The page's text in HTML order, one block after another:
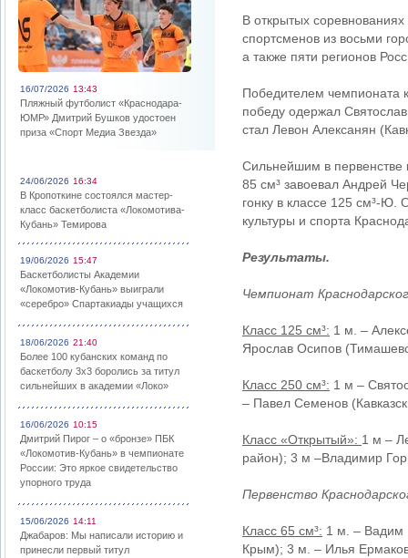
16/07/2026 13:43
Пляжный футболист «Краснодара-
ЮМР» Дмитрий Бушков удостоен
приза «Спорт Медиа Звезда»
24/06/2026 16:34
В Кропоткине состоялся мастер-
класс баскетболиста «Локомотива-
Кубань» Темирова
19/06/2026 15:47
Баскетболисты Академии
«Локомотив-Кубань» выиграли
«серебро» Спартакиады учащихся
18/06/2026 21:40
Более 100 кубанских команд по
баскетболу 3х3 боролись за титул
сильнейших в академии «Локо»
16/06/2026 10:15
Дмитрий Пирог – о «бронзе» ПБК
«Локомотив-Кубань» в чемпионате
России: Это яркое свидетельство
упорного труда
15/06/2026 14:11
Джабаров: Мы написали историю и
принесли первый титул
В открытых
спортсменов из восьми
а также пяти регионов
Победителем чемпионата
победу одержал
стал Левон Алексанян
Сильнейшим в первенстве
85 см³ завоевал Андрей
гонку в классе 125 см³-Ю.
культуры и спорта
Результаты.
Чемпионат
Класс 125 см³: 1 м. –
Ярослав Осипов
Класс 250 см³: 1 м –
– Павел Семенов
Класс «Открытый»: 1 м –
район); 3 м –Владимир
Первенство
Класс 65 см³: 1 м. – Вадим
Крым); 3 м. – Илья Ермаков